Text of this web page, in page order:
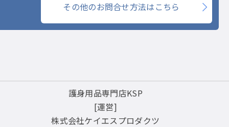
その他のお問合せ方法はこちら
護身用品専門店KSP
[運営]
株式会社ケイエスプロダクツ